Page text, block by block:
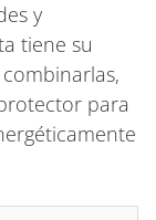
y
tiene su
para